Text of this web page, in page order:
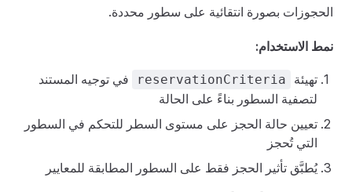
الحجوزات بصورة انتقائية على سطور محددة.
نمط الاستخدام:
تهيئة reservationCriteria
في توجيه المستند
لتصفية السطور بناءً على الحالة
تعيين حالة الحجز على مستوى السطر للتحكم في السطور
التي تُحجز
يُطبَّق تأثير الحجز فقط على السطور المطابقة للمعايير